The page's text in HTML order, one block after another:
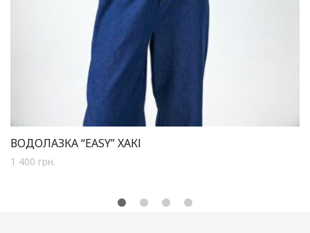
ВОДОЛАЗКА “EASY” ХАКІ
1 400 грн.